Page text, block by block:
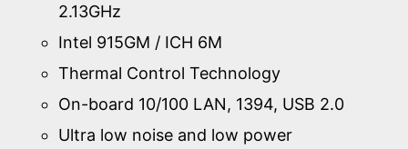
2.13GHz
Intel 915GM / ICH 6M
Thermal Control Technology
On-board 10/100 LAN, 1394, USB 2.0
Ultra low noise and low power